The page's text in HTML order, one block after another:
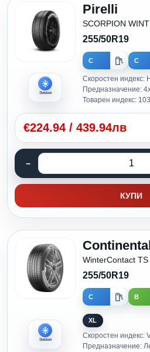
Зимни
Pirelli
SCORPION
255/50R19
C C
Скоростен индекс:
Предназначение:
Товарен индекс: 103
€224.94 / 439.94лв
КУПИ
Зимни
WinterContact
255/50R19
C B
XL
Скоростен индекс:
Предназначение: